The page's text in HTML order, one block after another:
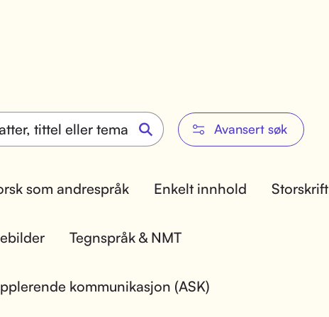
Avansert søk
som andrespråk Enkelt innhold Storskrift
Tegnspråk & NMT
kommunikasjon (ASK)